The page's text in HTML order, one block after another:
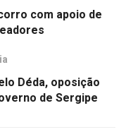
com apoio de
Déda, oposição
de Sergipe